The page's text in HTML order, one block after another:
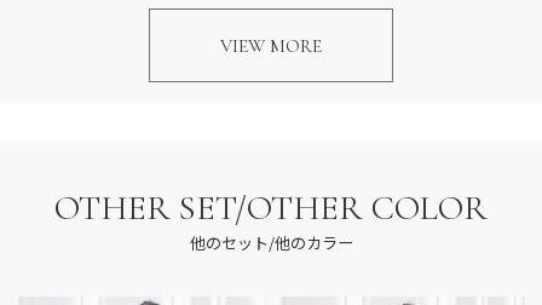
VIEW MORE
OTHER SET/OTHER COLOR
他のセット/他のカラー